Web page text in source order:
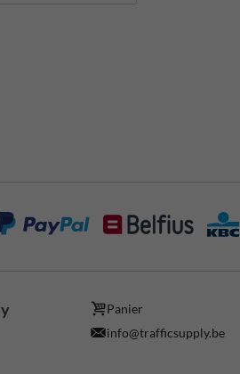
Panier
info@trafficsupply.be